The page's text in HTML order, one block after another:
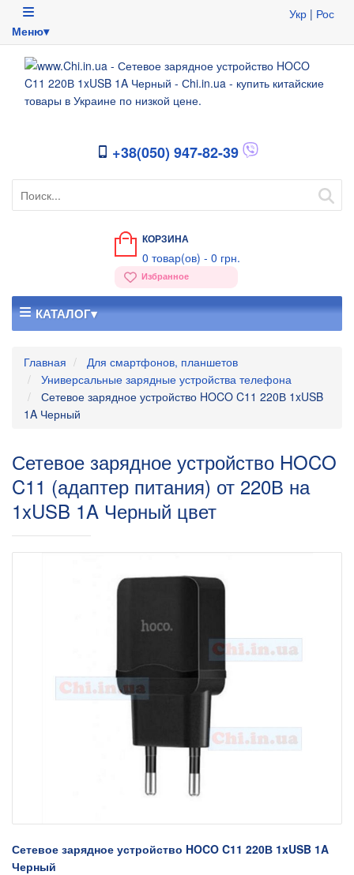
Меню▾
Укр | Рос
+38(050) 947-82-39
КОРЗИНА
0 товар(ов) - 0 грн.
Избранное
КАТАЛОГ▾
Главная
Для смартфонов, планшетов
Универсальные зарядные устройства телефона
Сетевое зарядное устройство HOCO C11 220В 1xUSB
1A Черный
Сетевое зарядное устройство HOCO
C11 (адаптер питания) от 220В на
1xUSB 1A Черный цвет
Сетевое зарядное устройство HOCO C11 220В 1xUSB 1A
Черный